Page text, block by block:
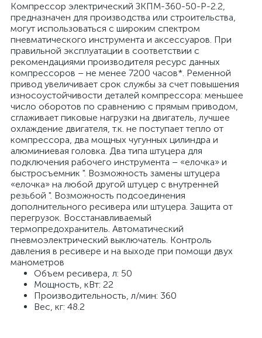
Компрессор электрический ЗКПМ-360-50-Р-2.2,
предназначен для производства или строительства,
могут использоваться с широким спектром
пневматического инструмента и аксессуаров. При
правильной эксплуатации в соответствии с
рекомендациями производителя ресурс данных
компрессоров – не менее 7200 часов*. Ременной
привод увеличивает срок службы за счет повышения
износоустойчивости деталей компрессора: меньшее
число оборотов по сравнению с прямым приводом,
сглаживает пиковые нагрузки на двигатель, лучшее
охлаждение двигателя, т.к. не поступает тепло от
компрессора, два мощных чугунных цилиндра и
алюминиевая головка. Два типа штуцера для
подключения рабочего инструмента – «елочка» и
быстросъемник ". Возможность замены штуцера
«елочка» на любой другой штуцер с внутренней
резьбой ". Возможность подсоединения
дополнительного ресивера или штуцера. Защита от
перегрузок. Восстанавливаемый
термопредохранитель. Автоматический
пневмоэлектрический выключатель. Контроль
давления в ресивере и на выходе при помощи двух
манометров
Объем ресивера, л: 50
Мощность, кВт: 22
Производительность, л/мин: 360
Вес, кг: 48.2